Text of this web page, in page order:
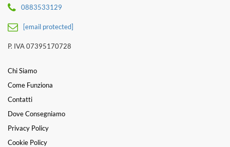
0883533129
[email protected]
P. IVA 07395170728
Chi Siamo
Come Funziona
Contatti
Dove Consegniamo
Privacy Policy
Cookie Policy